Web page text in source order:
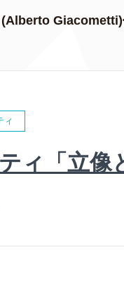
(Alberto
ィ
ィ「立像